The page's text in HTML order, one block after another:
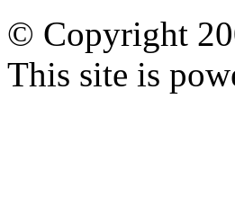
© Copyright
This site is